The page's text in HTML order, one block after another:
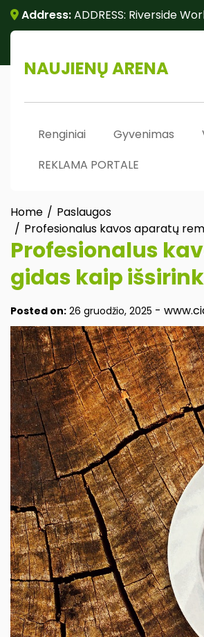
Skip
content
Address:ADDRESS: Riverside
NAUJIENŲ ARENA
Renginiai Gyvenimas
REKLAMA PORTALE
Home
Paslaugos
Profesionalus kavos aparatų
Profesionalus
gidas kaip
Posted on: 26 gruodžio, 2025 -